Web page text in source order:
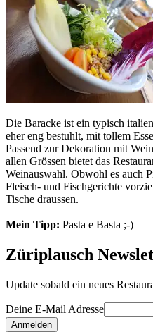
Die Baracke ist ein typisch
eher eng bestuhlt, mit tollem
Passend zur Dekoration mit
allen Grössen bietet das
Weinauswahl. Obwohl es auch
Fleisch- und Fischgerichte
Tische draussen.
Mein Tipp: Pasta e Basta ;-)
Züriplausch
Update sobald ein neues
Deine E-Mail Adresse